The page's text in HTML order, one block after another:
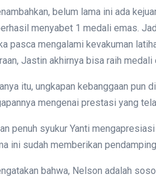
belum lama ini ada
menyabet 1 medali emas.
pasca mengalami kevakuman
Jastin akhirnya bisa raih
itu, ungkapan kebanggaan
mengenai prestasi yang
penuh syukur Yanti
ini sudah memberikan
bahwa, Nelson adalah